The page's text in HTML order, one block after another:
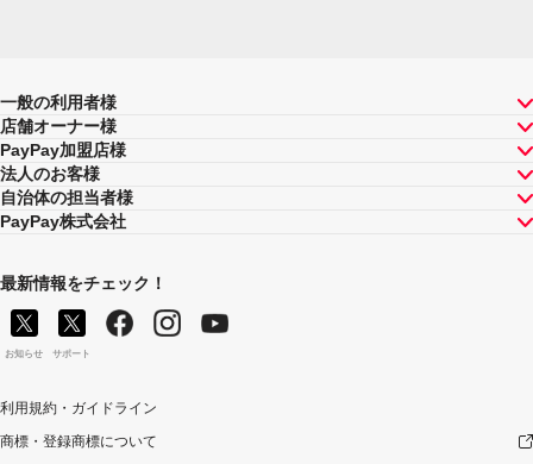
一般の利用者様
店舗オーナー様
PayPay加盟店様
法人のお客様
自治体の担当者様
PayPay株式会社
最新情報をチェック！
お知らせ サポート
利用規約・ガイドライン
商標・登録商標について